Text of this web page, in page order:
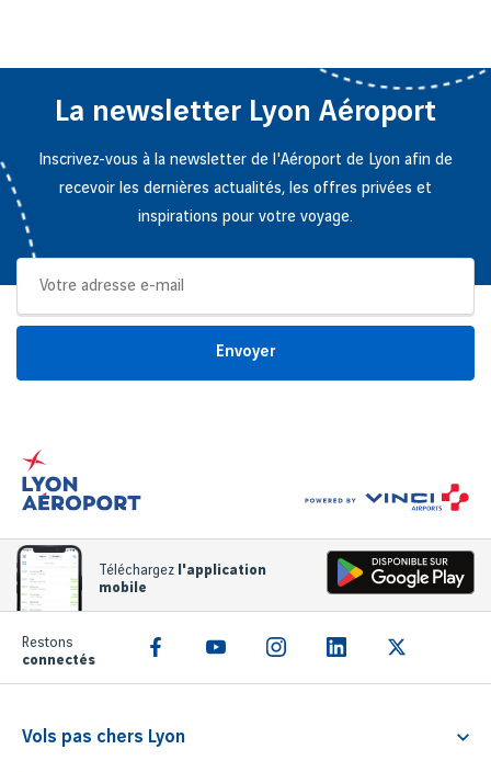
La newsletter Lyon Aéroport
Inscrivez-vous à la newsletter de l'Aéroport de Lyon afin de
recevoir les dernières actualités, les offres privées et
inspirations pour votre voyage.
Envoyer
Téléchargez l'application
mobile
Restons
connectés
Vols pas chers Lyon